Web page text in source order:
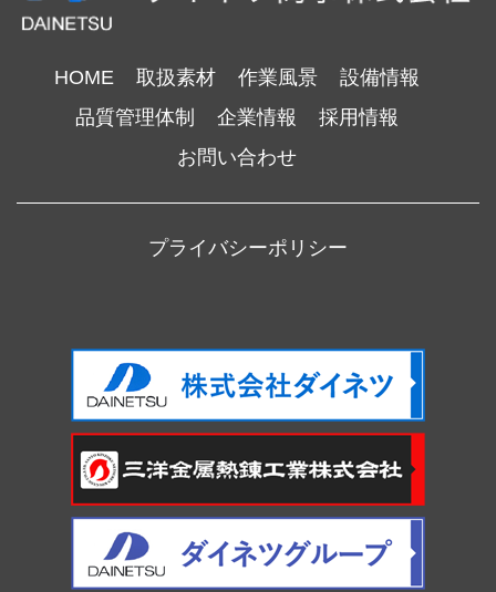
HOME 取扱素材 作業風景
設備情報
品質管理体制
企業情報
採用情報
お問い合わせ
プライバシーポリシー